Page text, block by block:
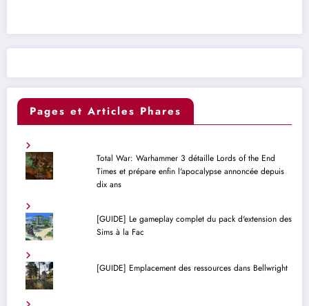
Pages et Articles Phares
Total War: Warhammer 3 détaille Lords of the End
Times et prépare enfin l'apocalypse annoncée depuis
dix ans
[GUIDE] Le gameplay complet du pack d'extension des
Sims à la Fac
[GUIDE] Emplacement des ressources dans Bellwright